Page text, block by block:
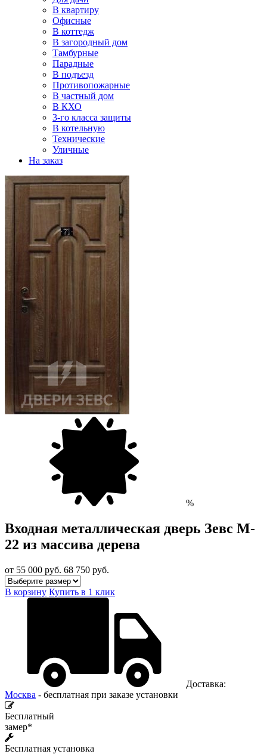
В квартиру
Офисные
В коттедж
В загородный дом
Тамбурные
Парадные
В подъезд
Противопожарные
В частный дом
В КХО
3-го класса защиты
В котельную
Технические
Уличные
На заказ
%
Входная металлическая дверь Зевс M-
22 из массива дерева
от 55 000 руб. 68 750 руб.
В корзину Купить в 1 клик
Доставка:
Москва - бесплатная при заказе установки
Бесплатный
замер*
Бесплатная установка